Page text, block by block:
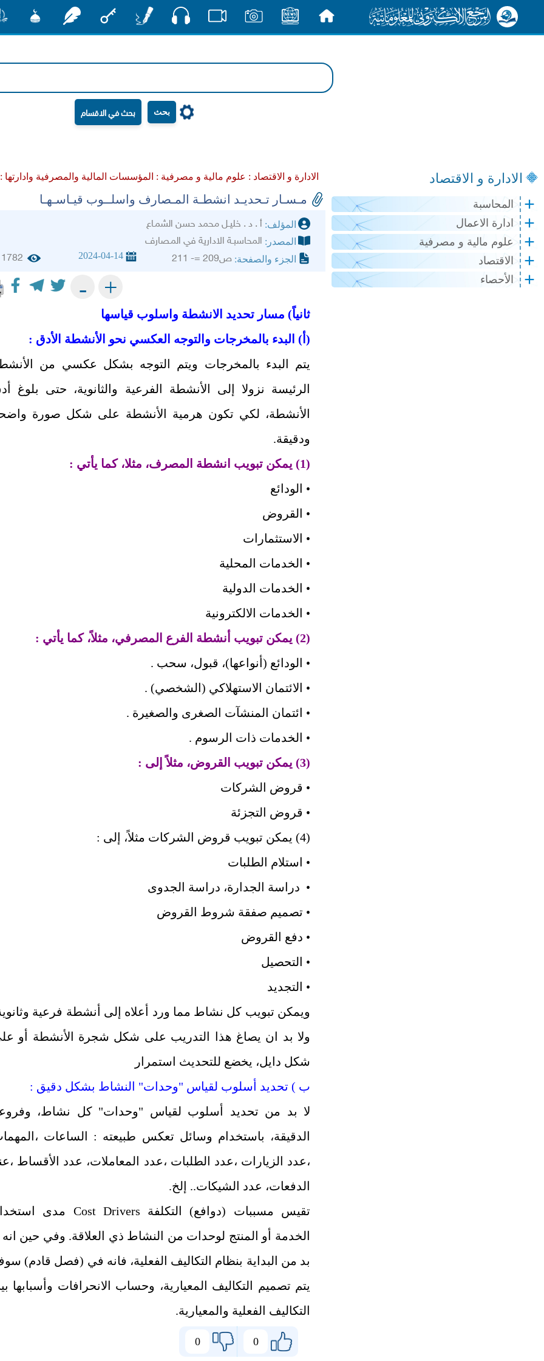
بحث
الادارة و الاقتصاد
المحاسبة
ادارة الاعمال
علوم مالية و مصرفية
الاقتصاد
الأحصاء
الادارة و الاقتصاد : علوم مالية و مصرفية : المؤسسات المالية والمصرفية وادارتها :
مـسـار تـحديـد انشطـة المـصارف واسلــوب قيـاسـهـا
المؤلف: أ . د . خليـل محمد حسن الشمـاع
المصدر: المحاسبـة الادارية في المـصارف
الجزء والصفحة: ص209 =- 211 2024-04-14
1782
+
-
ثانياً) مسار تحديد الانشطة واسلوب قياسها
(أ) البدء بالمخرجات والتوجه العكسي نحو الأنشطة الأدق :
يتم البدء بالمخرجات ويتم التوجه بشكل عكسي من
الرئيسة نزولا إلى الأنشطة الفرعية والثانوية، حتى بلوغ
الأنشطة، لكي تكون هرمية الأنشطة على شكل صورة
ودقيقة.
(1) يمكن تبويب انشطة المصرف، مثلا، كما يأتي :
• الودائع
• القروض
• الاستثمارات
• الخدمات المحلية
• الخدمات الدولية
• الخدمات الالكترونية
(2) يمكن تبويب أنشطة الفرع المصرفي، مثلاً، كما يأتي :
• الودائع (أنواعها)، قبول، سحب .
• الائتمان الاستهلاكي (الشخصي) .
• ائتمان المنشآت الصغرى والصغيرة .
• الخدمات ذات الرسوم .
(3) يمكن تبويب القروض، مثلاً إلى :
• قروض الشركات
• قروض التجزئة
(4) يمكن تبويب قروض الشركات مثلاً، إلى :
• استلام الطلبات
• دراسة الجدارة، دراسة الجدوى
• تصميم صفقة شروط القروض
• دفع القروض
• التحصيل
• التجديد
ويمكن تبويب كل نشاط مما ورد أعلاه إلى أنشطة فرعية
ولا بد ان يصاغ هذا التدريب على شكل شجرة الأنشطة أو
شكل دايل، يخضع للتحديث استمرار
ب ) تحديد أسلوب لقياس "وحدات" النشاط بشكل دقيق :
لا بد من تحديد أسلوب لقياس "وحدات" كل نشاط،
الدقيقة، باستخدام وسائل تعكس طبيعته : الساعات
،عدد الزيارات ،عدد الطلبات ،عدد المعاملات، عدد الأقساط
الدفعات، عدد الشيكات.. إلخ.
تقيس مسببات (دوافع) التكلفة Cost Drivers مدى
الخدمة أو المنتج لوحدات من النشاط ذي العلاقة. وفي حين انه
بد من البداية بنظام التكاليف الفعلية، فانه في (فصل قادم)
يتم تصميم التكاليف المعيارية، وحساب الانحرافات وأسبابها
التكاليف الفعلية والمعيارية.
0
0